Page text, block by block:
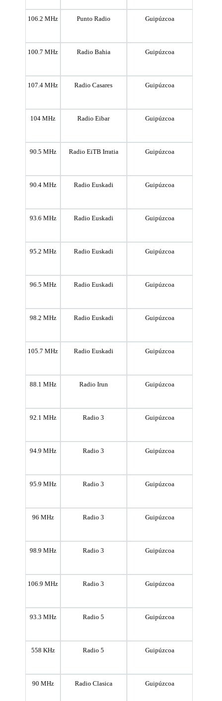
106.2 MHz Punto Radio Guipúzcoa
100.7 MHz Radio Bahia Guipúzcoa
107.4 MHz Radio Casares Guipúzcoa
104 MHz Radio Eibar Guipúzcoa
90.5 MHz Radio EiTB Irratia Guipúzcoa
90.4 MHz Radio Euskadi Guipúzcoa
93.6 MHz Radio Euskadi Guipúzcoa
95.2 MHz Radio Euskadi Guipúzcoa
96.5 MHz Radio Euskadi Guipúzcoa
98.2 MHz Radio Euskadi Guipúzcoa
105.7 MHz Radio Euskadi Guipúzcoa
88.1 MHz Radio Irun Guipúzcoa
92.1 MHz Radio 3 Guipúzcoa
94.9 MHz Radio 3 Guipúzcoa
95.9 MHz Radio 3 Guipúzcoa
96 MHz Radio 3 Guipúzcoa
98.9 MHz Radio 3 Guipúzcoa
106.9 MHz Radio 3 Guipúzcoa
93.3 MHz Radio 5 Guipúzcoa
558 KHz Radio 5 Guipúzcoa
90 MHz Radio Clasica Guipúzcoa